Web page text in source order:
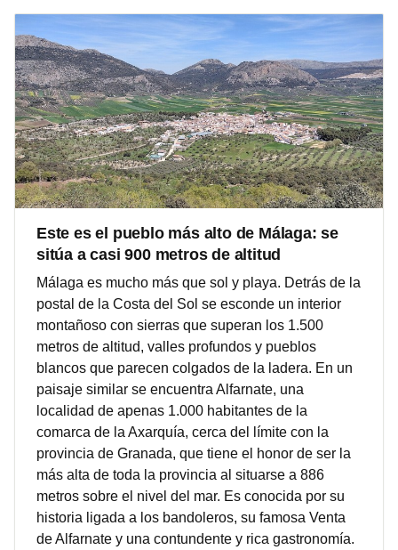
Este es el pueblo más alto de Málaga: se
sitúa a casi 900 metros de altitud
Málaga es mucho más que sol y playa. Detrás de la
postal de la Costa del Sol se esconde un interior
montañoso con sierras que superan los 1.500
metros de altitud, valles profundos y pueblos
blancos que parecen colgados de la ladera. En un
paisaje similar se encuentra Alfarnate, una
localidad de apenas 1.000 habitantes de la
comarca de la Axarquía, cerca del límite con la
provincia de Granada, que tiene el honor de ser la
más alta de toda la provincia al situarse a 886
metros sobre el nivel del mar. Es conocida por su
historia ligada a los bandoleros, su famosa Venta
de Alfarnate y una contundente y rica gastronomía.